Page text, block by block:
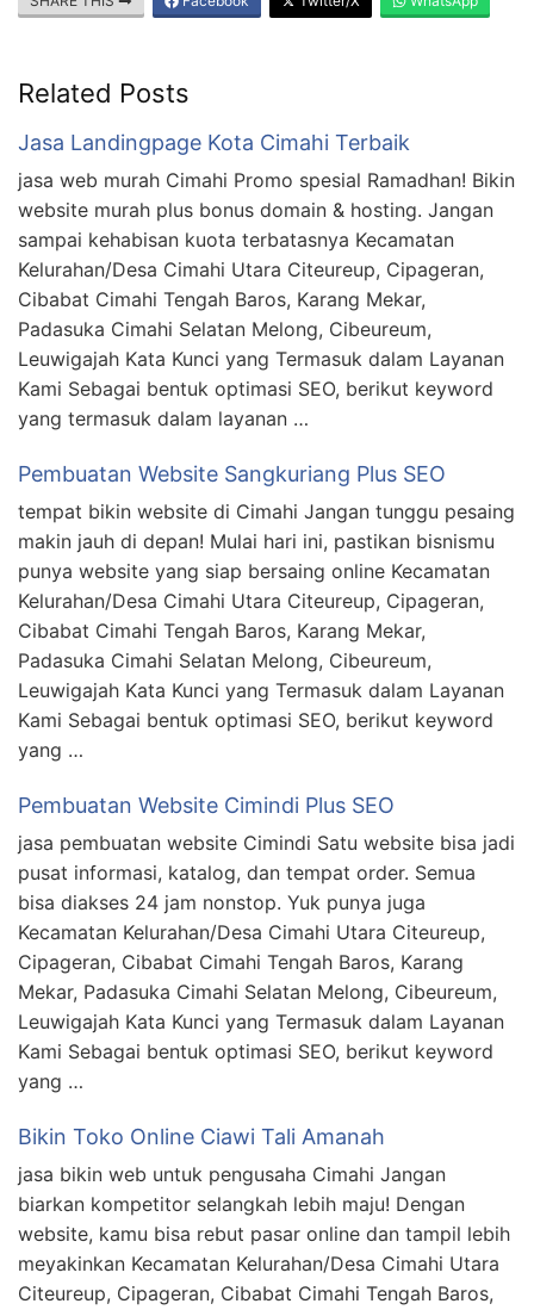
Related Posts
Jasa Landingpage Kota Cimahi Terbaik
jasa web murah Cimahi Promo spesial Ramadhan! Bikin
website murah plus bonus domain & hosting. Jangan
sampai kehabisan kuota terbatasnya Kecamatan
Kelurahan/Desa Cimahi Utara Citeureup, Cipageran,
Cibabat Cimahi Tengah Baros, Karang Mekar,
Padasuka Cimahi Selatan Melong, Cibeureum,
Leuwigajah Kata Kunci yang Termasuk dalam Layanan
Kami Sebagai bentuk optimasi SEO, berikut keyword
yang termasuk dalam layanan …
Pembuatan Website Sangkuriang Plus SEO
tempat bikin website di Cimahi Jangan tunggu pesaing
makin jauh di depan! Mulai hari ini, pastikan bisnismu
punya website yang siap bersaing online Kecamatan
Kelurahan/Desa Cimahi Utara Citeureup, Cipageran,
Cibabat Cimahi Tengah Baros, Karang Mekar,
Padasuka Cimahi Selatan Melong, Cibeureum,
Leuwigajah Kata Kunci yang Termasuk dalam Layanan
Kami Sebagai bentuk optimasi SEO, berikut keyword
yang …
Pembuatan Website Cimindi Plus SEO
jasa pembuatan website Cimindi Satu website bisa jadi
pusat informasi, katalog, dan tempat order. Semua
bisa diakses 24 jam nonstop. Yuk punya juga
Kecamatan Kelurahan/Desa Cimahi Utara Citeureup,
Cipageran, Cibabat Cimahi Tengah Baros, Karang
Mekar, Padasuka Cimahi Selatan Melong, Cibeureum,
Leuwigajah Kata Kunci yang Termasuk dalam Layanan
Kami Sebagai bentuk optimasi SEO, berikut keyword
yang …
Bikin Toko Online Ciawi Tali Amanah
jasa bikin web untuk pengusaha Cimahi Jangan
biarkan kompetitor selangkah lebih maju! Dengan
website, kamu bisa rebut pasar online dan tampil lebih
meyakinkan Kecamatan Kelurahan/Desa Cimahi Utara
Citeureup, Cipageran, Cibabat Cimahi Tengah Baros,